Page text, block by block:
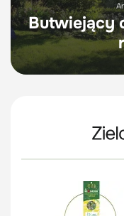
Butwiejący